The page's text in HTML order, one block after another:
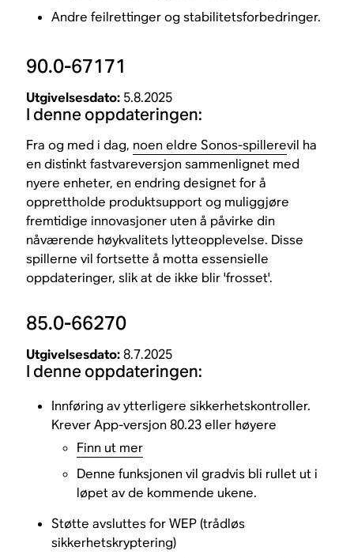
Andre feilrettinger og stabilitetsforbedringer.
90.0-67171
Utgivelsesdato: 5.8.2025
I denne oppdateringen:
Fra og med i dag, noen eldre Sonos-spillerevil ha
en distinkt fastvareversjon sammenlignet med
nyere enheter, en endring designet for å
opprettholde produktsupport og muliggjøre
fremtidige innovasjoner uten å påvirke din
nåværende høykvalitets lytteopplevelse. Disse
spillerne vil fortsette å motta essensielle
oppdateringer, slik at de ikke blir 'frosset'.
85.0-66270
Utgivelsesdato:8.7.2025
I denne oppdateringen:
Innføring av ytterligere sikkerhetskontroller.
Krever App-versjon 80.23 eller høyere
Finn ut mer
Denne funksjonen vil gradvis bli rullet ut i
løpet av de kommende ukene.
Støtte avsluttes for WEP (trådløs
sikkerhetskryptering)